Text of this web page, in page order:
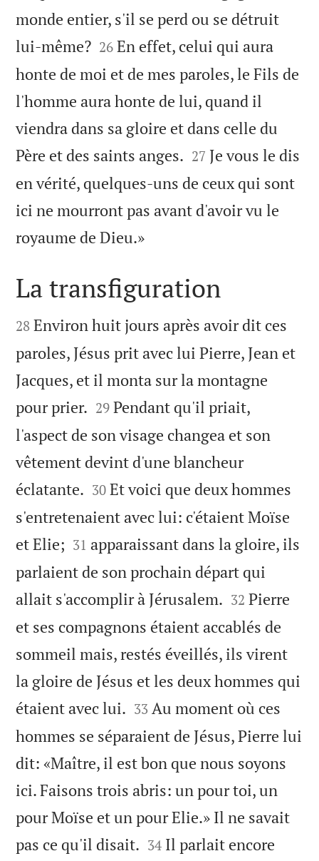
monde entier, s'il se perd ou se détruit
lui-même?
26 En effet, celui qui aura
honte de moi et de mes paroles, le Fils de
l'homme aura honte de lui, quand il
viendra dans sa gloire et dans celle du
Père et des saints anges. 

27 Je vous le dis
en vérité, quelques-uns de ceux qui sont
ici ne mourront pas avant d'avoir vu le
royaume de Dieu.»

La transfiguration

28 Environ huit jours après avoir dit ces
paroles, Jésus prit avec lui Pierre, Jean et
Jacques, et il monta sur la montagne
pour prier. 

29 Pendant qu'il priait,
l'aspect de son visage changea et son
vêtement devint d'une blancheur
éclatante. 

30 Et voici que deux hommes
s'entretenaient avec lui: c'étaient Moïse
et Elie; 

31 apparaissant dans la gloire, ils
parlaient de son prochain départ qui
allait s'accomplir à Jérusalem. 

32 Pierre
et ses compagnons étaient accablés de
sommeil mais, restés éveillés, ils virent
la gloire de Jésus et les deux hommes qui
étaient avec lui. 

33 Au moment où ces
hommes se séparaient de Jésus, Pierre lui
dit: «Maître, il est bon que nous soyons
ici. Faisons trois abris: un pour toi, un
pour Moïse et un pour Elie.» Il ne savait
pas ce qu'il disait. 

34 Il parlait encore